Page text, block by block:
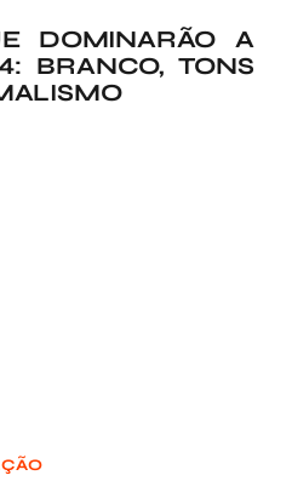
DOMINARÃO A
BRANCO, TONS